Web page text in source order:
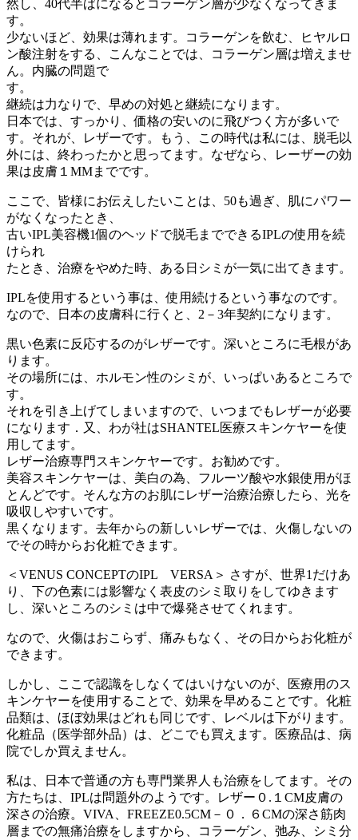
然し、40代半ばになるとコラーゲン層が少なくなってきま
す。
少ないほど、効果は薄れます。コラーゲンを飲む、ヒヤルロ
ン酸注射をする、こんなことでは、コラーゲン層は増えませ
ん。内臓の問題で
す。
継続は力なりで、早めの対処と継続になります。
日本では、すっかり、価格の安いのに飛びつく方が多いで
す。それが、レザーです。もう、この時代は私には、脱毛以
外には、終わったかと思ってます。なぜなら、レーザーの効
果は皮膚１MMまでです。
ここで、皆様にお伝えしたいことは、50も過ぎ、肌にパワー
がなくなったとき、
古いIPL美容機1個のヘッドで脱毛までできるIPLの使用を続
けられ
たとき、治療をやめた時、ある日シミが一気に出てきます。
IPLを使用するという事は、使用続けるという事なのです。
なので、日本の皮膚科に行くと、2－3年契約になります。
黒い色素に反応するのがレザーです。深いところに毛根があ
ります。
その場所には、ホルモン性のシミが、いっぱいあるところで
す。
それを引き上げてしまいますので、いつまでもレザーが必要
になります．又、わが社はSHANTEL医療スキンケヤーを使
用してます。
レザー治療専門スキンケヤーです。お勧めです。
美容スキンケヤーは、美白の為、フルーツ酸や水銀使用がほ
とんどです。そんな方のお肌にレザー治療治療したら、光を
吸収しやすいです。
黒くなります。去年からの新しいレザーでは、火傷しないの
でその時からお化粧できます。
＜VENUS CONCEPTのIPL VERSA＞ さすが、世界1だけあ
り、下の色素には影響なく表皮のシミ取りをしてゆきます
し、深いところのシミは中で爆発させてくれます。
なので、火傷はおこらず、痛みもなく、その日からお化粧が
できます。
しかし、ここで認識をしなくてはいけないのが、医療用のス
キンケヤーを使用することで、効果を早めることです。化粧
品類は、ほぼ効果はどれも同じです、レベルは下がります。
化粧品（医学部外品）は、どこでも買えます。医療品は、病
院でしか買えません。
私は、日本で普通の方も専門業界人も治療をしてます。その
方たちは、IPLは問題外のようです。レザー０.１CM皮膚の
深さの治療。VIVA、FREEZE0.5CM－０．６CMの深さ筋肉
層までの無痛治療をしますから、コラーゲン、弛み、シミ分